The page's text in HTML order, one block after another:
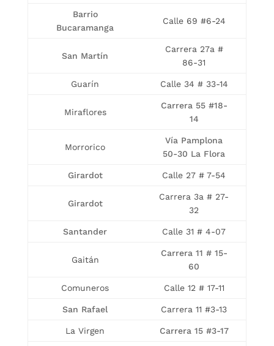
Barrio
Bucaramanga
Calle 69 #6-24
San Martín
Carrera 27a #
86-31
Guarín Calle 34 # 33-14
Miraflores
Carrera 55 #18-
14
Morrorico
Vía Pamplona
50-30 La Flora
Girardot Calle 27 # 7-54
Girardot
Carrera 3a # 27-
32
Santander Calle 31 # 4-07
Gaitán
Carrera 11 # 15-
60
Comuneros Calle 12 # 17-11
San Rafael Carrera 11 #3-13
La Virgen Carrera 15 #3-17